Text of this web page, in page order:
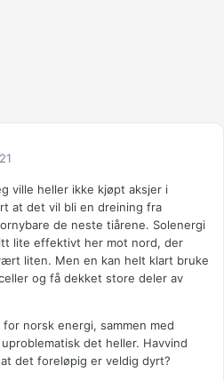
ville heller ikke kjøpt aksjer i
at det vil bli en dreining fra
de neste tiårene. Solenergi
lite effektivt her mot nord, der
liten. Men en kan helt klart bruke
og få dekket store deler av
norsk energi, sammen med
det heller. Havvind
det foreløpig er veldig dyrt?